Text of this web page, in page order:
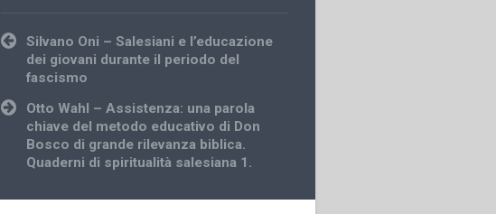
Post
navigation
Silvano Oni – Salesiani e l’educazione
dei giovani durante il periodo del
fascismo
Otto Wahl – Assistenza: una parola
chiave del metodo educativo di Don
Bosco di grande rilevanza biblica.
Quaderni di spiritualità salesiana 1.